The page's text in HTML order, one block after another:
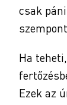
csak
Ha
Ezek az